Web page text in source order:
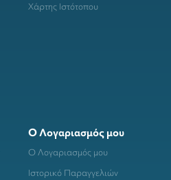
Χάρτης Ιστότοπου
Ο Λογαριασμός μου
Ο Λογαριασμός μου
Ιστορικό Παραγγελιών